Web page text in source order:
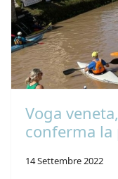
Voga
conferma la
14 Settembre 2022